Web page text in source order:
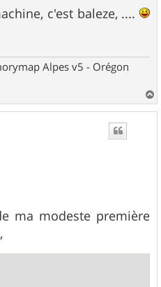
c'est baleze, ....
Alpes v5 - Orégon
a
ma modeste première